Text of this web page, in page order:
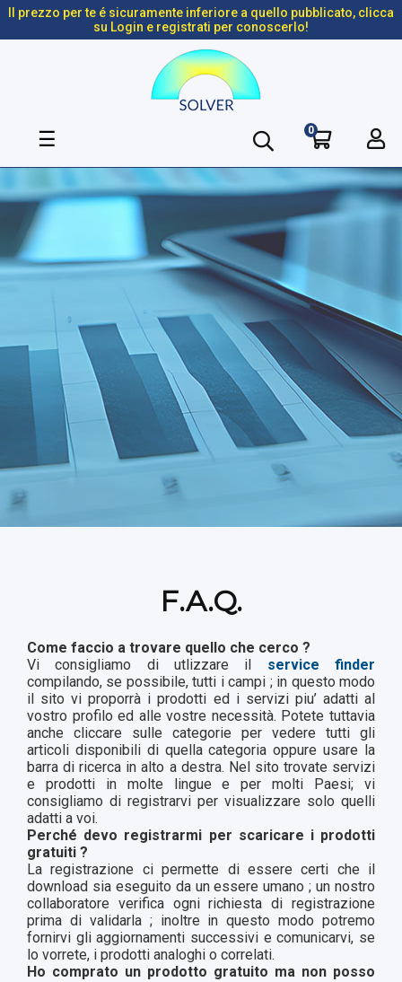
Il prezzo per te é sicuramente inferiore a quello pubblicato, clicca
su Login e registrati per conoscerlo!
navigazione
☰ 0
F.A.Q.
Come faccio a trovare quello che cerco ?
Vi consigliamo di utlizzare il service finder
compilando, se possibile, tutti i campi ; in questo modo
il sito vi proporrà i prodotti ed i servizi piu’ adatti al
vostro profilo ed alle vostre necessità. Potete tuttavia
anche cliccare sulle categorie per vedere tutti gli
articoli disponibili di quella categoria oppure usare la
barra di ricerca in alto a destra. Nel sito trovate servizi
e prodotti in molte lingue e per molti Paesi; vi
consigliamo di registrarvi per visualizzare solo quelli
adatti a voi.
Perché devo registrarmi per scaricare i prodotti
gratuiti ?
La registrazione ci permette di essere certi che il
download sia eseguito da un essere umano ; un nostro
collaboratore verifica ogni richiesta di registrazione
prima di validarla ; inoltre in questo modo potremo
fornirvi gli aggiornamenti successivi e comunicarvi, se
lo vorrete, i prodotti analoghi o correlati.
Ho comprato un prodotto gratuito ma non posso